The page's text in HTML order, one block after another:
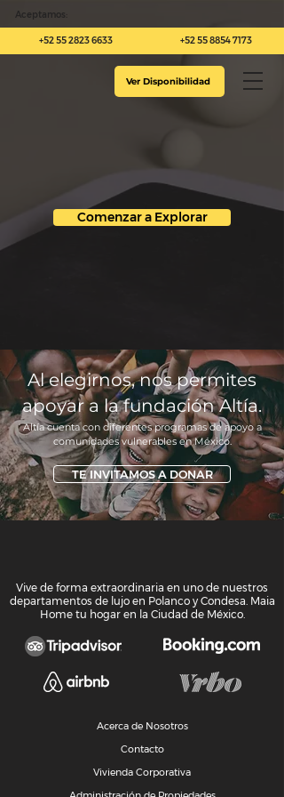
+52 55 2823 6633 +52 55 8854 7173
Aceptamos:
Ver Disponibilidad
Comenzar a Explorar
Vive de forma extraordinaria en uno de nuestros
departamentos de lujo en Polanco y Condesa. Maia
Home tu hogar en la Ciudad de México.
Acerca de Nosotros
Contacto
Vivienda Corporativa
Al elegirnos, nos permites
apoyar a la fundación Altía.
Altía cuenta con diferentes programas de apoyo a
comunidades vulnerables en México.
TE INVITAMOS A DONAR